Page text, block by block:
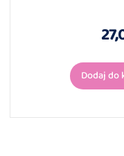
Dodaj do